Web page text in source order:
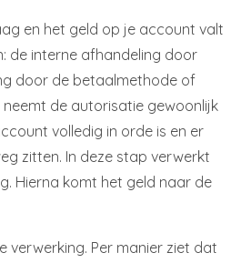
en het geld op je account valt
de interne afhandeling door
door de betaalmethode of
neemt de autorisatie gewoonlijk
volledig in orde is en er
zitten. In deze stap verwerkt
Hierna komt het geld naar de
verwerking. Per manier ziet dat